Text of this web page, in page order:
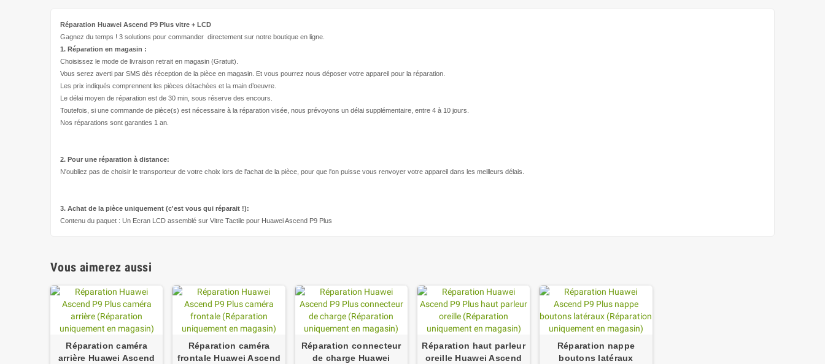
Réparation Huawei Ascend P9 Plus vitre + LCD
Gagnez du temps ! 3 solutions pour commander directement sur notre boutique en ligne.
1. Réparation en magasin :
Choisissez le mode de livraison retrait en magasin (Gratuit).
Vous serez averti par SMS dès réception de la pièce en magasin. Et vous pourrez nous déposer votre appareil pour la réparation.
Les prix indiqués comprennent les pièces détachées et la main d’oeuvre
Le délai moyen de réparation est de 30 min, sous réserve des encours.
Toutefois, si une commande de pièce(s) est nécessaire à la réparation visée, nous prévoyons un délai supplémentaire, entre 4 à 10 jours.
Nos réparations sont garanties 1 an.
2. Pour une réparation à distance:
N'oubliez pas de choisir le transporteur de votre choix lors de l'achat de la pièce, pour que l'on puisse vous renvoyer votre appareil dans les meilleurs délais.
3. Achat de la pièce uniquement (c'est vous qui réparait !):
Contenu du paquet : Un Ecran LCD assemblé sur Vitre Tactile pour Huawei Ascend P9 Plus
Vous aimerez aussi
Réparation caméra
arrière Huawei Ascend
Réparation caméra
frontale Huawei Ascend
Réparation connecteur
de charge Huawei
Réparation haut parleur
oreille Huawei Ascend
Réparation nappe
boutons latéraux